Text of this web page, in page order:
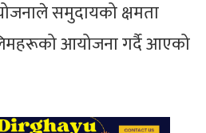
समुदायको क्षमता
आयोजना गर्दै आएको